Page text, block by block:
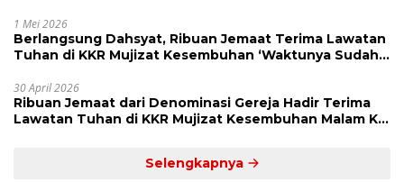
1 Mei 2026
Berlangsung Dahsyat, Ribuan Jemaat Terima Lawatan
Tuhan di KKR Mujizat Kesembuhan ‘Waktunya Sudah
30 April 2026
Ribuan Jemaat dari Denominasi Gereja Hadir Terima
Lawatan Tuhan di KKR Mujizat Kesembuhan Malam Ke
Selengkapnya